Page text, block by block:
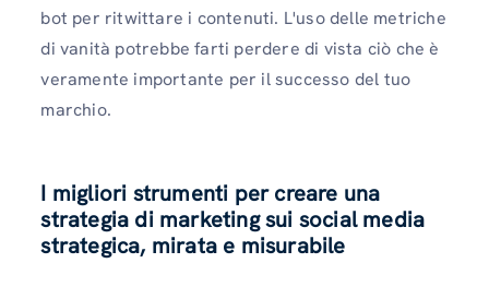
bot per ritwittare i contenuti. L'uso delle metriche
di vanità potrebbe farti perdere di vista ciò che è
veramente importante per il successo del tuo
marchio.
I migliori strumenti per creare una
strategia di marketing sui social media
strategica, mirata e misurabile